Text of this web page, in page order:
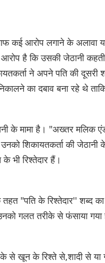
कई आरोप लगाने के अलावा
है कि उसकी जेठानी
ने अपने पति की दूसरी
का दबाव बना रहे थे
के मामा है। "अख्तर मलिक
शिकायतकर्ता की जेठानी
भी रिश्तेदार हैं।
"पति के रिश्तेदार'' शब्द
गलत तरीके से फंसाया गया
से खून के रिश्ते से,शादी से